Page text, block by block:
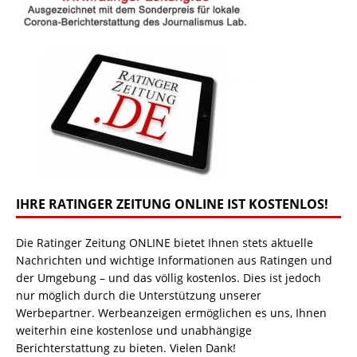
IHRE RATINGER ZEITUNG ONLINE IST KOSTENLOS!
Die Ratinger Zeitung ONLINE bietet Ihnen stets aktuelle
Nachrichten und wichtige Informationen aus Ratingen und
der Umgebung – und das völlig kostenlos. Dies ist jedoch
nur möglich durch die Unterstützung unserer
Werbepartner. Werbeanzeigen ermöglichen es uns, Ihnen
weiterhin eine kostenlose und unabhängige
Berichterstattung zu bieten. Vielen Dank!